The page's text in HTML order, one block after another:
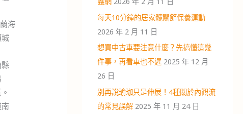
海
每天10分鐘的居家髖關節保養運動
2026 年 2 月 11 日
想買中古車要注意什麼？先搞懂這幾
件事，再看車也不遲 2025 年 12 月
26 日
別再說瑜珈只是伸展！4種關於內觀流
的常見誤解 2025 年 11 月 24 日